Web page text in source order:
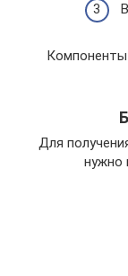
Для
нужно